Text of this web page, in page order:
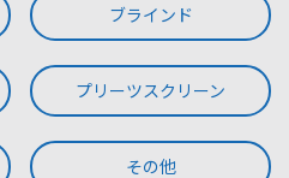
ブラインド
プリーツスクリーン
その他